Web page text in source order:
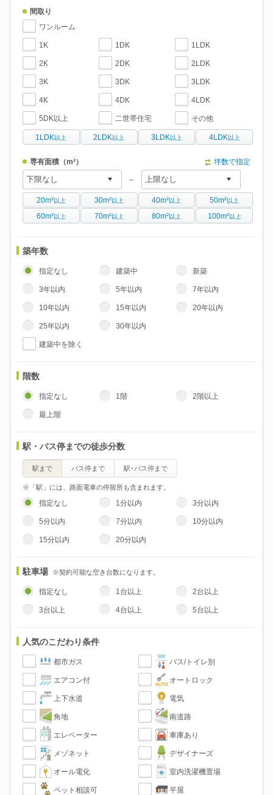
間取り
ワンルーム
1K 1DK 1LDK
2K 2DK 2LDK
3K 3DK 3LDK
4K 4DK 4LDK
5DK以上 二世帯住宅 その他
1LDK 以上 2LDK 以上 3LDK 以上 4LDK 以上
専有面積（m²） 坪数で指定
～
20m²以上 30m²以上 40m²以上 50m²以上
60m²以上 70m²以上 80m²以上 100m²以上
築年数
指定なし 建築中 新築
3年以内 5年以内 7年以内
10年以内 15年以内 20年以内
25年以内 30年以内
建築中を除く
階数
指定なし 1階 2階以上
最上階
駅・バス停までの徒歩分数
駅まで バス停まで 駅･バス停まで
指定なし 1分以内 3分以内
5分以内 7分以内 10分以内
15分以内 20分以内
※「駅」には、路面電車の停留所も含まれます。
駐車場 ※契約可能な空き台数になります。
指定なし 1台以上 2台以上
3台以上 4台以上 5台以上
人気のこだわり条件
都市ガス バス/トイレ別
エアコン付 オートロック
上下水道 電気
角地 南道路
エレベーター 車庫あり
メゾネット デザイナーズ
オール電化 室内洗濯機置場
ペット相談可 平屋